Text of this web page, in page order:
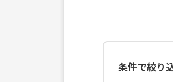
条件で絞り